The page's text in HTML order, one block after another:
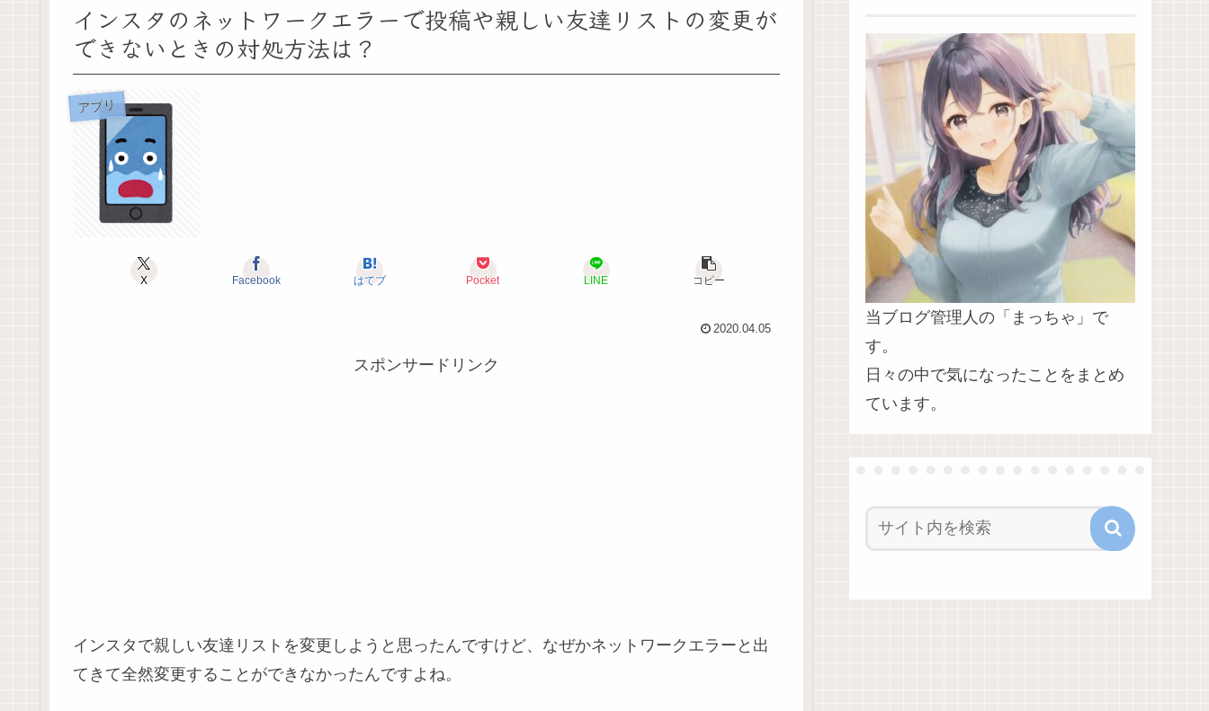
インスタのネットワークエラーで投稿や親しい友達リストの変更が
できないときの対処方法は？
アプリ
X Facebook はてブ Pocket LINE コピー
2020.04.05
スポンサードリンク
インスタで親しい友達リストを変更しようと思ったんですけど、なぜかネットワークエラーと出
てきて全然変更することができなかったんですよね。
当ブログ管理人の「まっちゃ」で
す。
日々の中で気になったことをまとめ
ています。